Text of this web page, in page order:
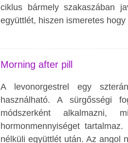
ciklus bármely szakaszában
együttlét, hiszen ismeretes
Morning after pill
A levonorgestrel egy
használható. A sürgősségi
módszerként alkalmazni,
hormonmennyiséget
nélküli együttlét után. Az angol